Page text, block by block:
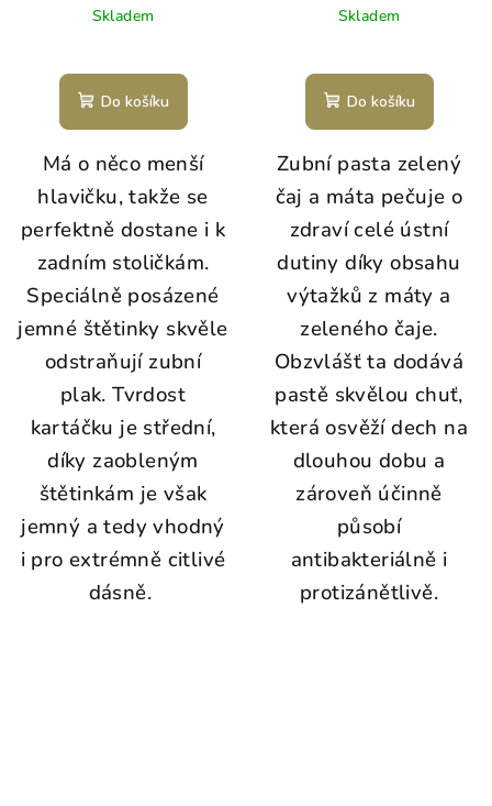
Skladem
Do košíku
Má o něco menší
hlavičku, takže se
perfektně dostane i k
zadním stoličkám.
Speciálně posázené
jemné štětinky skvěle
odstraňují zubní
plak. Tvrdost
kartáčku je střední,
díky zaobleným
štětinkám je však
jemný a tedy vhodný
i pro extrémně citlivé
dásně.
Skladem
Do košíku
Zubní pasta zelený
čaj a máta pečuje o
zdraví celé ústní
dutiny díky obsahu
výtažků z máty a
zeleného čaje.
Obzvlášť ta dodává
pastě skvělou chuť,
která osvěží dech na
dlouhou dobu a
zároveň účinně
působí
antibakteriálně i
protizánětlivě.